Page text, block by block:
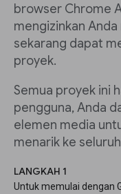
browser Chrome
mengizinkan
sekarang dapat
proyek.
Semua proyek ini
pengguna, Anda
elemen media
menarik ke
LANGKAH 1
Untuk memulai dengan